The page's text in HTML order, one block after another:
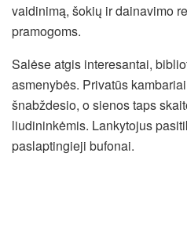
vaidinimą, šokių ir dainavimo
pramogoms.
Salėse atgis interesantai,
asmenybės. Privatūs
šnabždesio, o sienos taps
liudininkėmis. Lankytojus
paslaptingieji bufonai.